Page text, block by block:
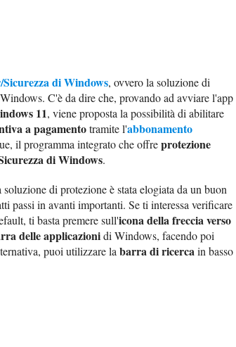
di Windows, ovvero la soluzione di
C'è da dire che, provando ad avviare l'app
11, viene proposta la possibilità di abilitare
a pagamentotramite l'abbonamento
il programma integrato che offreprotezione
di Windows.
di protezione è stata elogiata da un buon
passi in avanti importanti. Se ti interessa verificare
ti basta premere sull'icona della freccia verso
delle applicazionidi Windows, facendo poi
puoi utilizzare la barra di ricercain basso